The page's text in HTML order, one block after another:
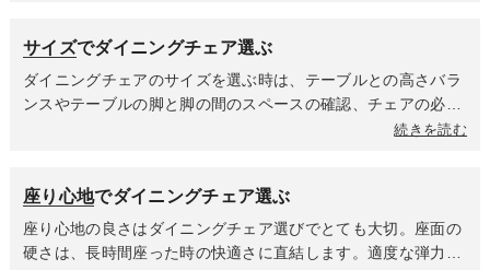
木目を活かしていて、丸みを帯びた優しいフォルムが特徴の北
欧デザインは温かく居心地の良い雰囲気を作り出します。流行
に左右されず長く愛されるデザインが多いのも魅力です。ダイ
ニングテーブルや周囲のインテリアの雰囲気に統一するのか、
サイズでダイニングチェア選ぶ
ダイニングチェアのサイズを選ぶ時は、テーブルとの高さバラ
ンスやテーブルの脚と脚の間のスペースの確認、チェアの必要
動線スペースを考慮しながらサイズを選ぶことをオススメしま
アはテーブルの中にチェアをしまえるのかどうかに影響する肘
掛けの高さとダイニングテーブル天板下までの高さ確認を忘れ
ずに。全体のサイズだけでなく、座る部分の有効スペースがど
続きを読む
座り心地でダイニングチェア選ぶ
座り心地の良さはダイニングチェア選びでとても大切。座面の
硬さは、長時間座った時の快適さに直結します。適度な弾力性